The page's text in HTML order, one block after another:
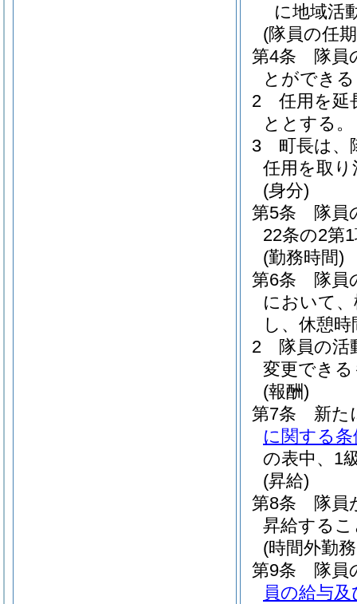
に地域活
(隊員の任
第4条
隊員
とができ
2
任用を延
ととする。
3
町長は、
任用を取
(身分)
第5条
隊員
22条の2第
(勤務時間)
第6条
隊員
において
し、休憩
2
隊員の活
変更でき
(報酬)
第7条
新た
に関する条
の表中、1
(昇給)
第8条
隊員
昇給する
(時間外勤
第9条
隊員
員の給与